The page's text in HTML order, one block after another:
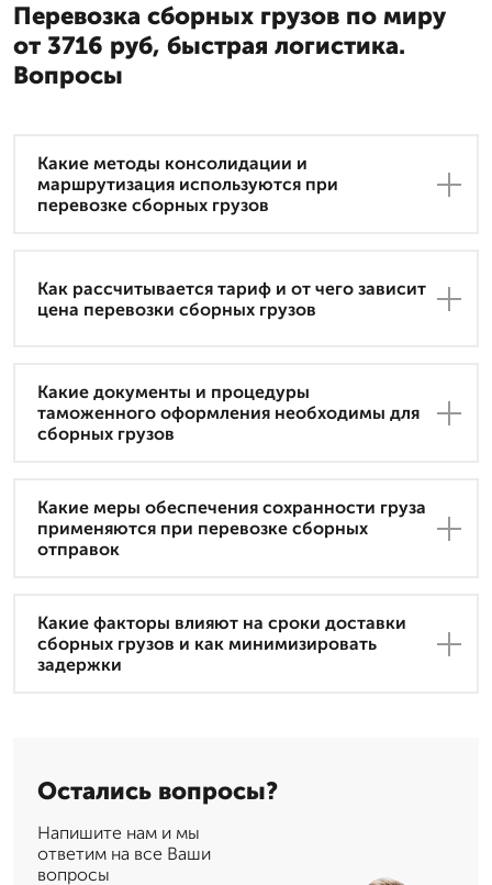
Перевозка сборных грузов по миру
от 3716 руб, быстрая логистика.
Вопросы
Какие методы консолидации и
маршрутизация используются при
перевозке сборных грузов
Как рассчитывается тариф и от чего зависит
цена перевозки сборных грузов
Какие документы и процедуры
таможенного оформления необходимы для
сборных грузов
Какие меры обеспечения сохранности груза
применяются при перевозке сборных
отправок
Какие факторы влияют на сроки доставки
сборных грузов и как минимизировать
задержки
Остались вопросы?
Напишите нам и мы
ответим на все Ваши
вопросы